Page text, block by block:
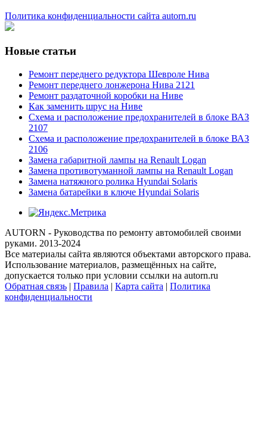
Политика конфиденциальности сайта autorn.ru
Новые статьи
Ремонт переднего редуктора Шевроле Нива
Ремонт переднего лонжерона Нива 2121
Ремонт раздаточной коробки на Ниве
Как заменить шрус на Ниве
Схема и расположение предохранителей в блоке ВАЗ
2107
Схема и расположение предохранителей в блоке ВАЗ
2106
Замена габаритной лампы на Renault Logan
Замена противотуманной лампы на Renault Logan
Замена натяжного ролика Hyundai Solaris
Замена батарейки в ключе Hyundai Solaris
AUTORN - Руководства по ремонту автомобилей своими
руками. 2013-2024
Все материалы сайта являются объектами авторского права.
Использование материалов, размещённых на сайте,
допускается только при условии ссылки на autorn.ru
Обратная связь | Правила | Карта сайта | Политика
конфиденциальности